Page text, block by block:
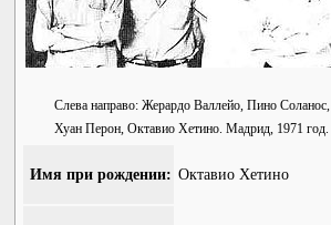
Слева направо: Жерардо Валлейо, Пино Соланос,
Хуан Перон, Октавио Хетино. Мадрид, 1971 год.
Имя при рождении: Октавио Хетино